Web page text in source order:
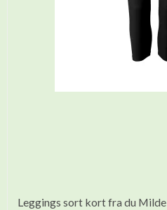
Leggings sort kort fra du Milde